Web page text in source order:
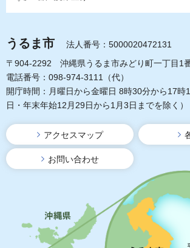
うるま市
法人番号：5000020472131
〒904-2292 沖縄県うるま市みどり町一丁目1
電話番号：098-974-3111（代）
開庁時間：月曜日から金曜日 8時30分から17時
日・年末年始12月29日から1月3日までを除く）
アクセスマップ
お問い合わせ